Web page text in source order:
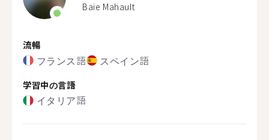
Baie Mahault
流暢
フランス語 スペイン語
学習中の言語
イタリア語